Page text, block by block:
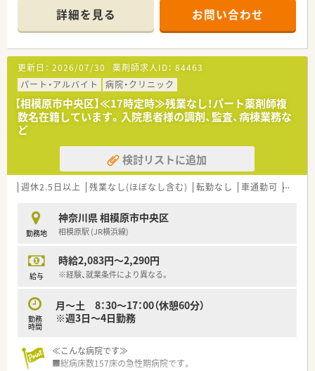
■残業時間もほぼなく、1年を通して業務量が一定のため落ち着
いた環境で働くことができます
■地域包括ケア病棟:50床、療養病床:60床、回復期リハビリテー
ション病棟：108床、計218床
＼ココが魅力的♩／
■チーム医療の一員になりませんか？
→こちらの病院では多職種連携を大切にしており、医師、看護
師だけでなく、介護福祉士・管理栄養士など患者様に関わる全て
のスタッフと関わります。
ます！
＼法人のご紹介／
■板橋区、練馬区、埼玉県新座市に中小の9病院、介護老人保健施
ス、訪問看護、居宅介護支援、看護専門学校と幅広く事業を展開
しているグループです。
■1989年に日本で最初の“日本リウマチ学会認定施設”（No.７）
■産休・育休取得実績有！女性も長く働ける環境です。教育体制
＆福利厚生充実！
＼こんな方にオススメです／
■病院勤務希望で、早い時間までの勤務希望の方
■病院の中でも、落ち着いた環境で働きたい方
詳細を見る お問い合わせ
更新日： 2026/07/30 薬剤師求人ID： 84463
パート・アルバイト
病院・クリニック
【相模原市中央区】≪17時定時≫残業なし！パート薬剤師複
数名在籍しています。入院患者様の調剤、監査、病棟業務な
ど
検討リストに追加
週休2.5日以上 残業なし(ほぼなし含む) 転勤なし 車通勤可 託児
勤務地
神奈川県 相模原市中央区
相模原駅 (JR横浜線)
給与
時給2,083円～2,290円
※経験、就業条件により異なる。
勤務
時間
月～土 8：30～17：00（休憩60分）
※週3日～4日勤務
≪こんな病院です≫
■総病床数157床の急性期病院です。